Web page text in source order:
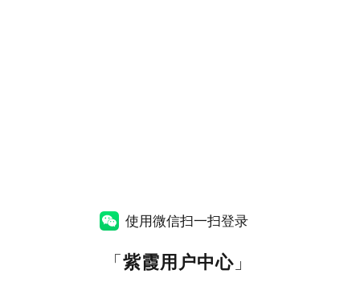
使用微信扫一扫登录
「紫霞用户中心」